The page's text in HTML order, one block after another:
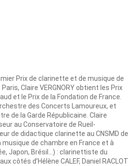
Prix de clarinette et de musique de
Claire VERGNORY obtient les Prix
et le Prix de la Fondation de France.
des Concerts Lamoureux, et
de la Garde Républicaine. Claire
au Conservatoire de Rueil-
de didactique clarinette au CNSMD de
musique de chambre en France et à
Japon, Brésil…) : clarinettiste du
côtés d’Hélène CALEF, Daniel RACLOT